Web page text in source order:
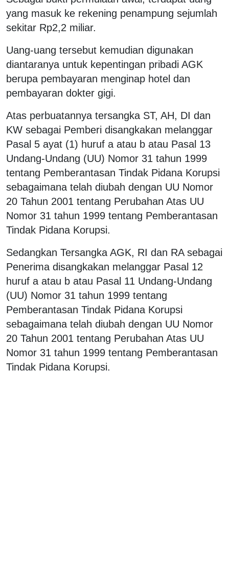
yang masuk ke rekening penampung sejumlah
sekitar Rp2,2 miliar.
Uang-uang tersebut kemudian digunakan
diantaranya untuk kepentingan pribadi AGK
berupa pembayaran menginap hotel dan
pembayaran dokter gigi.
Atas perbuatannya tersangka ST, AH, DI dan
KW sebagai Pemberi disangkakan melanggar
Pasal 5 ayat (1) huruf a atau b atau Pasal 13
Undang-Undang (UU) Nomor 31 tahun 1999
tentang Pemberantasan Tindak Pidana Korupsi
sebagaimana telah diubah dengan UU Nomor
20 Tahun 2001 tentang Perubahan Atas UU
Nomor 31 tahun 1999 tentang Pemberantasan
Tindak Pidana Korupsi.
Sedangkan Tersangka AGK, RI dan RA sebagai
Penerima disangkakan melanggar Pasal 12
huruf a atau b atau Pasal 11 Undang-Undang
(UU) Nomor 31 tahun 1999 tentang
Pemberantasan Tindak Pidana Korupsi
sebagaimana telah diubah dengan UU Nomor
20 Tahun 2001 tentang Perubahan Atas UU
Nomor 31 tahun 1999 tentang Pemberantasan
Tindak Pidana Korupsi.